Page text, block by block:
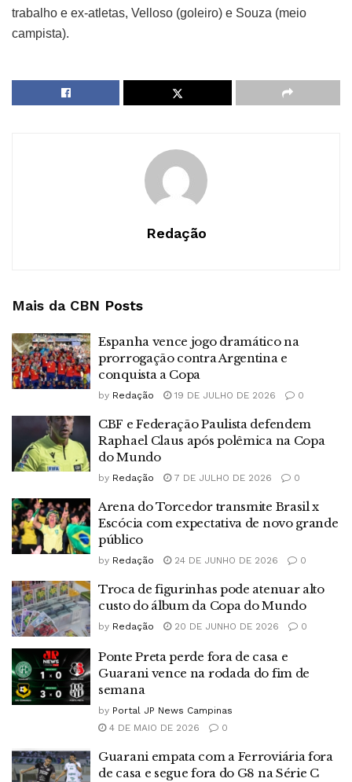
trabalho e ex-atletas, Velloso (goleiro) e Souza (meio
campista).
Redação
Mais da CBN Posts
Espanha vence jogo dramático na
prorrogação contra Argentina e
conquista a Copa
by Redação 19 DE JULHO DE 2026 0
CBF e Federação Paulista defendem
Raphael Claus após polêmica na Copa
do Mundo
by Redação 7 DE JULHO DE 2026 0
Arena do Torcedor transmite Brasil x
Escócia com expectativa de novo grande
público
by Redação 24 DE JUNHO DE 2026 0
Troca de figurinhas pode atenuar alto
custo do álbum da Copa do Mundo
by Redação 20 DE JUNHO DE 2026 0
Ponte Preta perde fora de casa e
Guarani vence na rodada do fim de
semana
by Portal JP News Campinas
4 DE MAIO DE 2026
0
Guarani empata com a Ferroviária fora
de casa e segue fora do G8 na Série C